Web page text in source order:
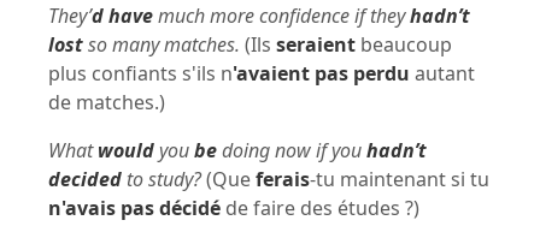
They’d havemuch more confidence if theyhadn’t
lostso many matches. (Ils seraient beaucoup
plus confiants s'ils n'avaient pas perdu autant
de matches.)
Whatwouldyoubedoing now if youhadn’t
decided to study?(Queferais-tu maintenant si tu
n'avais pas décidé de faire des études ?)